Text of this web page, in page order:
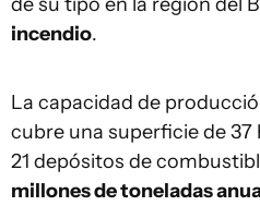
incendio.
La capacidad de
cubre una superficie de
21 depósitos de
millones de toneladas